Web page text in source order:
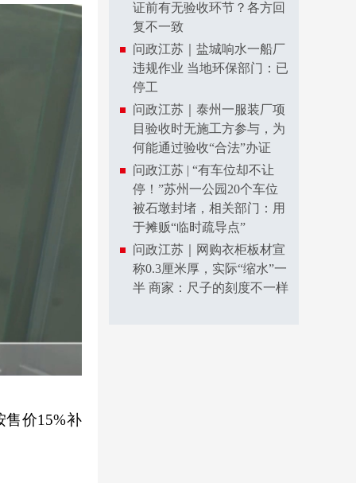
价15%补
证前有无验收环节？各方回
复不一致
问政江苏｜盐城响水一船厂
违规作业 当地环保部门：已
停工
问政江苏｜泰州一服装厂项
目验收时无施工方参与，为
何能通过验收“合法”办证
问政江苏 | “有车位却不让
停！”苏州一公园20个车位
被石墩封堵，相关部门：用
于摊贩“临时疏导点”
问政江苏｜网购衣柜板材宣
称0.3厘米厚，实际“缩水”一
半 商家：尺子的刻度不一样